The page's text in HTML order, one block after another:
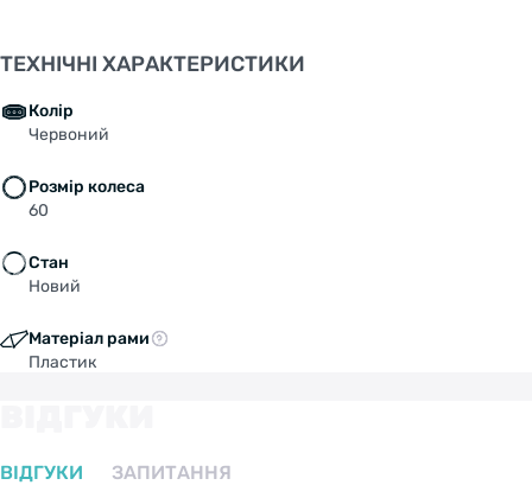
ТЕХНІЧНІ ХАРАКТЕРИСТИКИ
Колір
Червоний
Розмір колеса
60
Стан
Новий
Матеріал рами
Пластик
ВІДГУКИ ЗАПИТАННЯ